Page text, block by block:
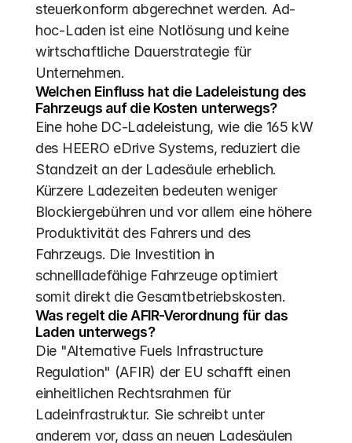
steuerkonform abgerechnet werden. Ad-
hoc-Laden ist eine Notlösung und keine
wirtschaftliche Dauerstrategie für
Unternehmen.
Welchen Einfluss hat die Ladeleistung des
Fahrzeugs auf die Kosten unterwegs?
Eine hohe DC-Ladeleistung, wie die 165 kW
des HEERO eDrive Systems, reduziert die
Standzeit an der Ladesäule erheblich.
Kürzere Ladezeiten bedeuten weniger
Blockiergebühren und vor allem eine höhere
Produktivität des Fahrers und des
Fahrzeugs. Die Investition in
schnellladefähige Fahrzeuge optimiert
somit direkt die Gesamtbetriebskosten.
Was regelt die AFIR-Verordnung für das
Laden unterwegs?
Die "Alternative Fuels Infrastructure
Regulation" (AFIR) der EU schafft einen
einheitlichen Rechtsrahmen für
Ladeinfrastruktur. Sie schreibt unter
anderem vor, dass an neuen Ladesäulen